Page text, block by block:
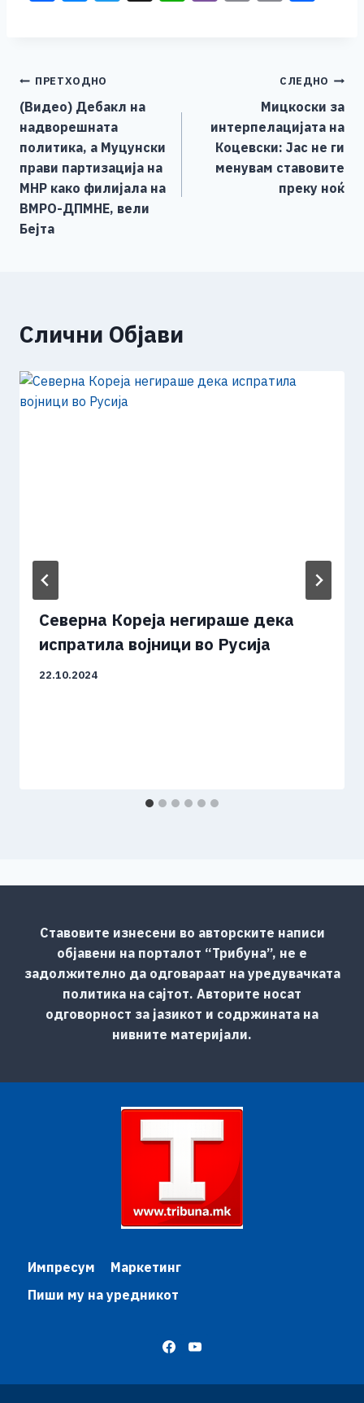
b
o
o
k
n
g
er
Li
n
k
Навигација
на
напис
ПРЕТХОДНО
(Видео) Дебакл на
надворешната
политика, а Муцунски
прави партизација на
МНР како филијала на
ВМРО-ДПМНЕ, вели
Бејта
СЛЕДНО
Мицкоски за
интерпелацијата на
Коцевски: Јас не ги
менувам ставовите
преку ноќ
Слични Објави
Северна Кореја негираше дека
испратила војници во Русија
22.10.2024
Ставовите изнесени во авторските написи
објавени на порталот “Трибуна”, не е
задолжително да одговараат на уредувачката
политика на сајтот. Авторите носат
одговорност за јазикот и содржината на
нивните материјали.
Импресум
Маркетинг
Пиши му на уредникот